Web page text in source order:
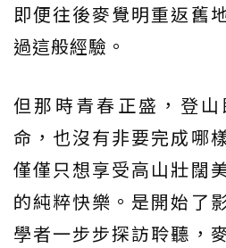
即便往後麥覺明重返舊
過這般經驗。
但那時青春正盛，登
命，也沒有非要完成哪
僅僅只想享受高山壯闊
的純粹快樂。是開始了
學者一步步探訪聆聽，